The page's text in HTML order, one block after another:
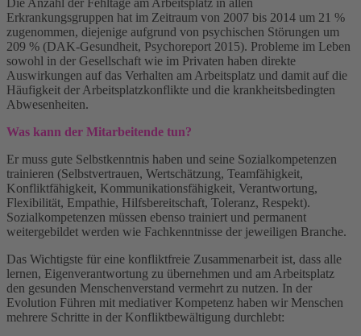
Erkrankungsgruppen hat im Zeitraum von 2007 bis 2014 um 21 %
zugenommen, diejenige aufgrund von psychischen Störungen um
209 % (DAK-Gesundheit, Psychoreport 2015). Probleme im Leben
sowohl in der Gesellschaft wie im Privaten haben direkte
Auswirkungen auf das Verhalten am Arbeitsplatz und damit auf die
Häufigkeit der Arbeitsplatzkonflikte und die krankheitsbedingten
Abwesenheiten.
Was kann der Mitarbeitende tun?
Er muss gute Selbstkenntnis haben und seine Sozialkompetenzen
trainieren (Selbstvertrauen, Wertschätzung, Teamfähigkeit,
Konfliktfähigkeit, Kommunikationsfähigkeit, Verantwortung,
Flexibilität, Empathie, Hilfsbereitschaft, Toleranz, Respekt).
Sozialkompetenzen müssen ebenso trainiert und permanent
weitergebildet werden wie Fachkenntnisse der jeweiligen Branche.
Das Wichtigste für eine konfliktfreie Zusammenarbeit ist, dass alle
lernen, Eigenverantwortung zu übernehmen und am Arbeitsplatz
den gesunden Menschenverstand vermehrt zu nutzen. In der
Evolution Führen mit mediativer Kompetenz haben wir Menschen
mehrere Schritte in der Konfliktbewältigung durchlebt: